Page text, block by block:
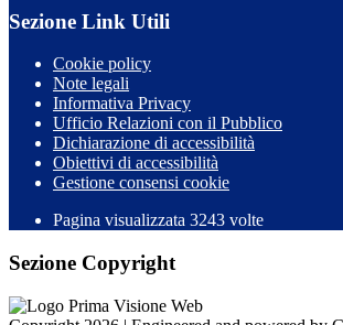
Sezione Link Utili
Cookie policy
Note legali
Informativa Privacy
Ufficio Relazioni con il Pubblico
Dichiarazione di accessibilità
Obiettivi di accessibilità
Gestione consensi cookie
Pagina visualizzata 3243 volte
Sezione Copyright